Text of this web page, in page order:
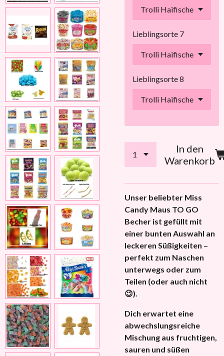
Lieblingsorte 7
Lieblingsorte 8
In den
Warenkorb
Unser beliebter Miss
Candy Maus TO GO
Becher ist gefüllt mit
einer bunten Auswahl an
leckeren Süßigkeiten –
perfekt zum Naschen
unterwegs oder zum
Teilen (oder auch nicht
😉).
Dich erwartet eine
abwechslungsreiche
Mischung aus fruchtigen,
sauren und süßen